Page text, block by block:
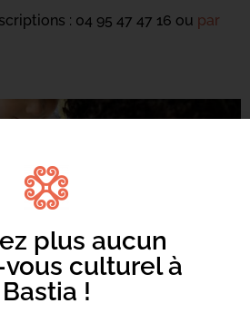
: 04 95 47 47 16 ou par
plus aucun
culturel à
Bastia !